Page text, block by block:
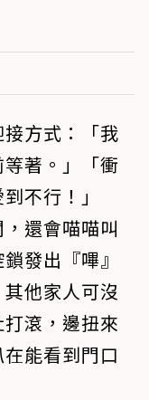
方式：「我
著。」「衝
不行！」
，還會喵喵叫
發出『嗶』
他家人可沒
滾，邊扭來
能看到門口